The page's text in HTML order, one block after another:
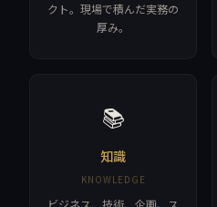
クト。現場で積んだ実務の
厚み。
📚
知識
KNOWLEDGE
ビジネス、技術、企画、ス